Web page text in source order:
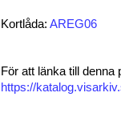
Kortlåda: AREG06
För att länka till denna
https://